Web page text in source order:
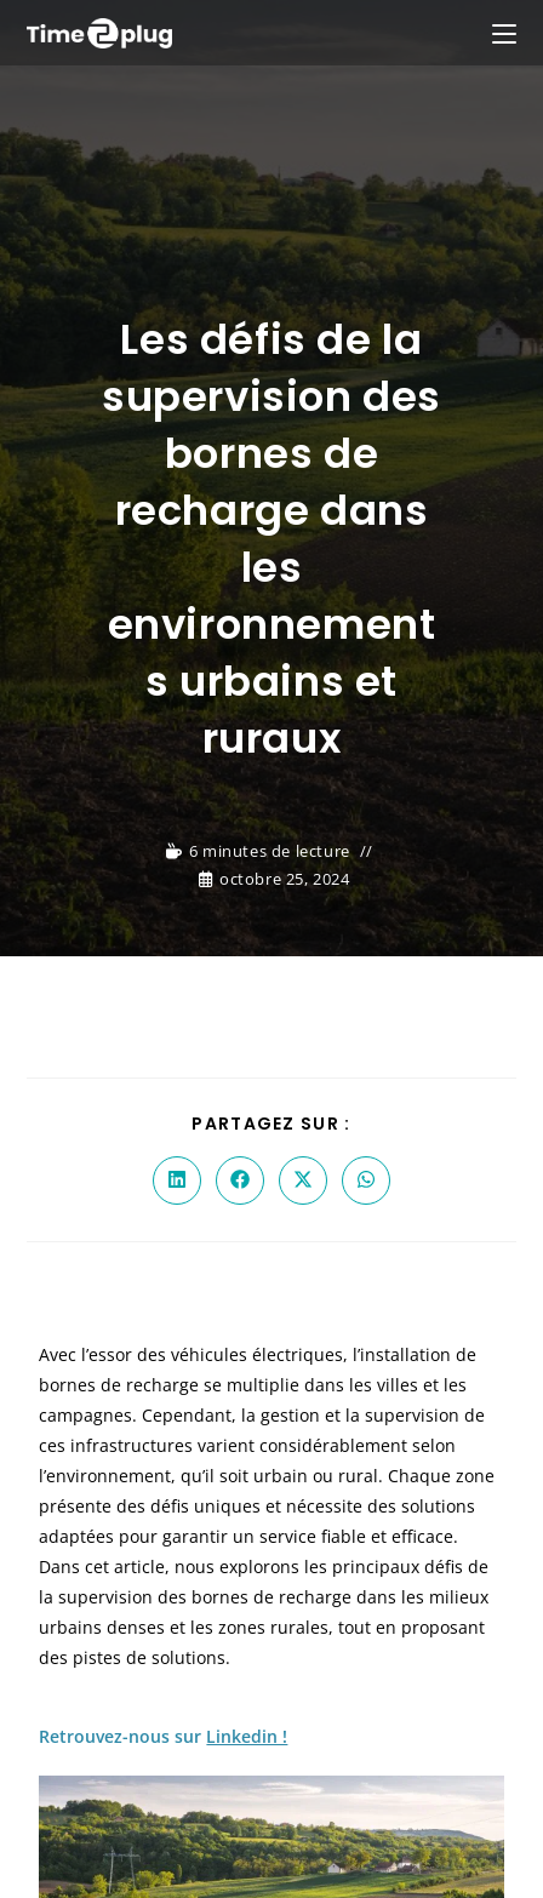
Les défis de la
supervision des
bornes de
recharge dans
les
environnement
s urbains et
ruraux
6 minutes de lecture
octobre 25, 2024
PARTAGEZ SUR :
Avec l’essor des véhicules électriques, l’installation de
bornes de recharge se multiplie dans les villes et les
campagnes. Cependant, la gestion et la supervision de
ces infrastructures varient considérablement selon
l’environnement, qu’il soit urbain ou rural. Chaque zone
présente des défis uniques et nécessite des solutions
adaptées pour garantir un service fiable et efficace.
Dans cet article, nous explorons les principaux défis de
la supervision des bornes de recharge dans les milieux
urbains denses et les zones rurales, tout en proposant
des pistes de solutions.
Retrouvez-nous sur Linkedin !